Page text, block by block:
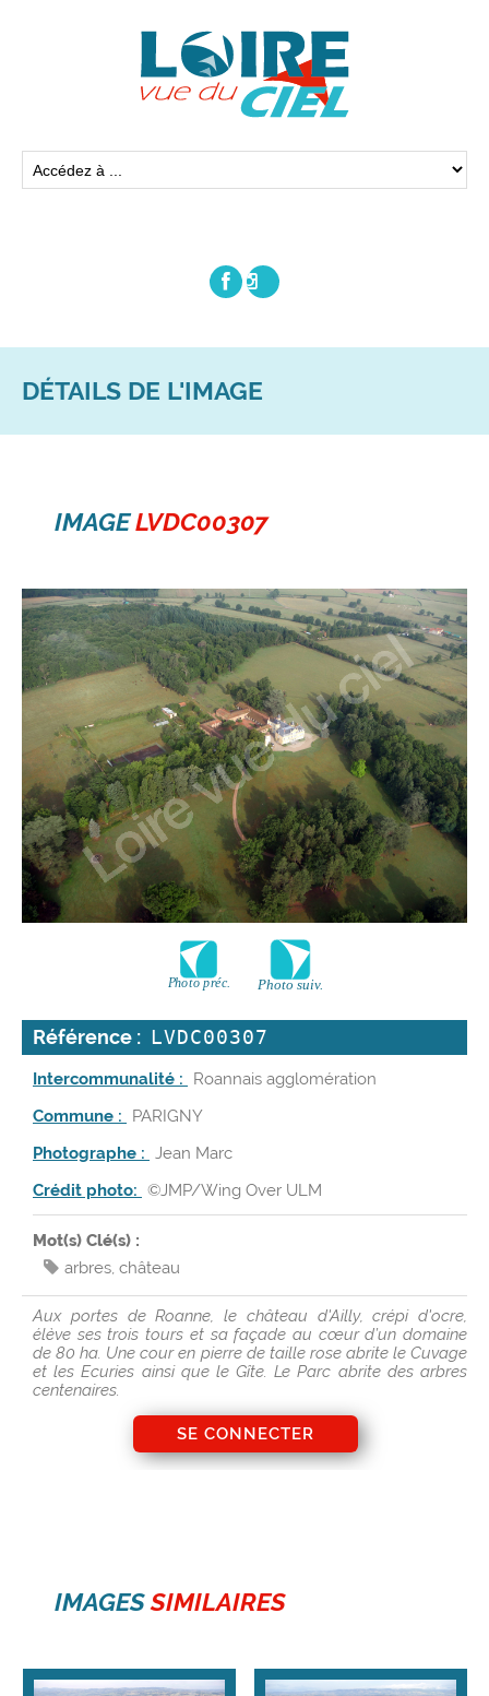
DÉTAILS DE L'IMAGE
IMAGELVDC00307
Référence : LVDC00307
Intercommunalité :
Roannais agglomération
Commune :
PARIGNY
Photographe : Jean Marc
Crédit photo: ©JMP/Wing Over ULM
Mot(s) Clé(s) :
arbres, château
Aux portes de Roanne, le château d'Ailly, crépi d'ocre,
élève ses trois tours et sa façade au cœur d’un domaine
de 80 ha. Une cour en pierre de taille rose abrite le Cuvage
et les Ecuries ainsi que le Gîte. Le Parc abrite des arbres
centenaires.
SE CONNECTER
IMAGESSIMILAIRES